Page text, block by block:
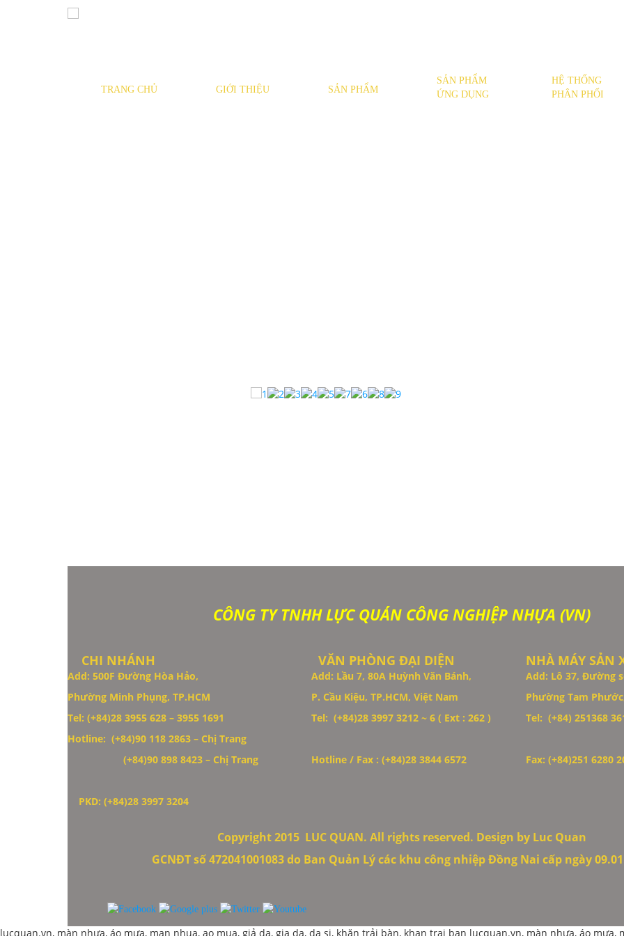
TRANG CHỦ GIỚI THIỆU SẢN PHẨM
SẢN PHẨM
ỨNG DỤNG
HỆ THỐNG
PHÂN PHỐI
CÔNG TY TNHH LỰC QUÁN CÔNG NGHIỆP NHỰA (VN)
CHI NHÁNH VĂN PHÒNG ĐẠI DIỆN NHÀ MÁY SẢN
Add: 500F Đường Hòa Hảo,
Phường Minh Phụng, TP.HCM
Add: Lầu 7, 80A Huỳnh Văn Bánh,
P. Cầu Kiệu, TP.HCM, Việt Nam
Add: Lô 37, Đường
Phường Tam
Tel: (+84)28 3955 628 – 3955 1691
Tel: (+84)28 3997 3212 ~ 6 ( Ext : 262 ) Tel: (+84) 251368
Hotline: (+84)90 118 2863 – Chị Trang
(+84)90 898 8423 – Chị Trang Hotline / Fax : (+84)28 3844 6572 Fax: (+84)251 6280
PKD: (+84)28 3997 3204
Copyright 2015 LUC QUAN. All rights reserved. Design by Luc Quan
GCNĐT số 472041001083 do Ban Quản Lý các khu công nhiệp Đồng Nai cấp ngày
lucquan.vn, màn nhựa, áo mưa, man nhua, ao mua, giả da, gia da, da si, khăn trải bàn, khan trai ban lucquan.vn, màn nhựa, áo mưa,